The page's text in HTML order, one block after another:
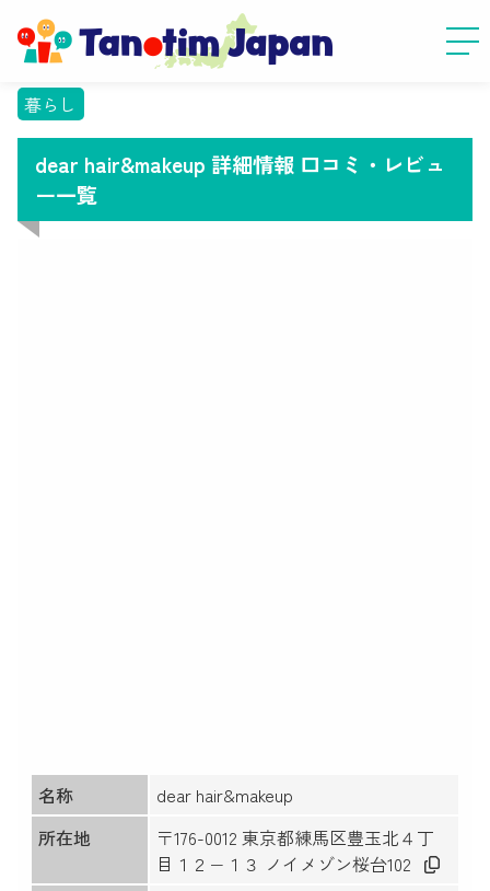
暮らし
dear hair&makeup 詳細情報 口コミ・レビュ
ー一覧
名称
dear hair&makeup
所在地
〒176-0012 東京都練馬区豊玉北４丁
目１２−１３ ノイメゾン桜台102